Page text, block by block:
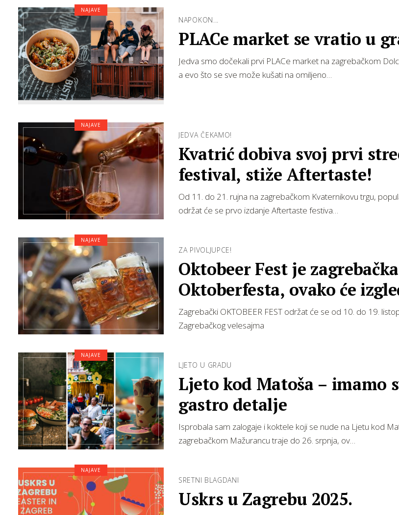
NAPOKON...
PLACe market se vratio u
Jedva smo dočekali prvi PLACe market na zagrebačkom
a evo što se sve može kušati na omiljeno…
NAJAVE
JEDVA ČEKAMO!
Kvatrić dobiva svoj prvi
festival, stiže Aftertaste!
Od 11. do 21. rujna na zagrebačkom Kvaternikovu trgu,
održat će se prvo izdanje Aftertaste festiva…
NAJAVE
ZA PIVOLJUPCE!
Oktobeer Fest je
Oktoberfesta, ovako će
Zagrebački OKTOBEER FEST održat će se od 10. do 19.
Zagrebačkog velesajma
NAJAVE
LJETO U GRADU
Ljeto kod Matoša – imamo
gastro detalje
Isprobala sam zalogaje i koktele koji se nude na Ljetu kod
zagrebačkom Mažurancu traje do 26. srpnja, ov…
NAJAVE
SRETNI BLAGDANI
Uskrs u Zagrebu 2025.
NAJAVE